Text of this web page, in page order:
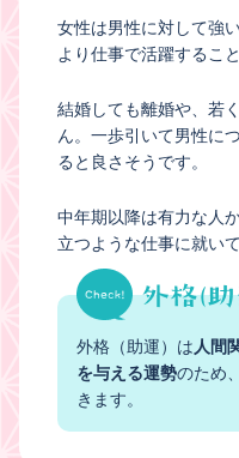
女性は男性に対して強
より仕事で活躍するこ
結婚しても離婚や、若
ん。一歩引いて男性に
ると良さそうです。
中年期以降は有力な人
立つような仕事に就い
外格（助運）は 人間
を与える運勢のため
きます。